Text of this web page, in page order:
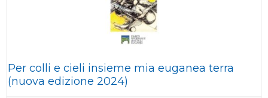
Per colli e cieli insieme mia euganea terra
(nuova edizione 2024)